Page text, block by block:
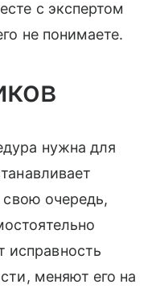
с экспертом
не понимаете.
нужна для
свою очередь,
меняют его на